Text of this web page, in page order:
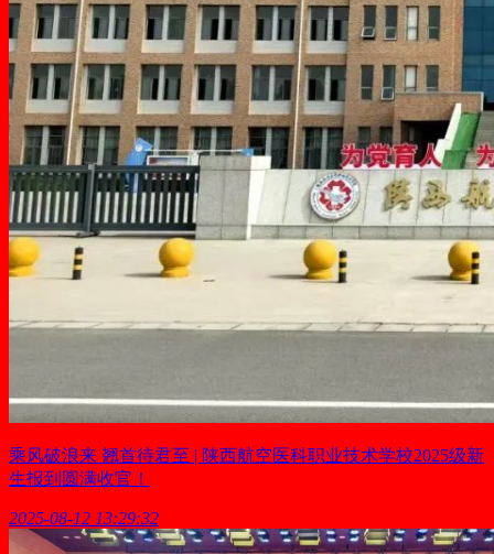
乘风破浪来 翘首待君至 | 陕西航空医科职业技术学校2025级新
生报到圆满收官！
2025-08-12 13:29:32